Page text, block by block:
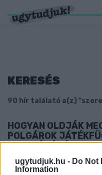
ugytudjuk.hu - Do Not
Information
KERESÉS
90 hír találató a(z)
HOGYAN OLDJÁK
POLGÁROK
PROBLÉMÁJÁT?
2023. szeptember. 20. 18:07
Ismerje meg, hogyan